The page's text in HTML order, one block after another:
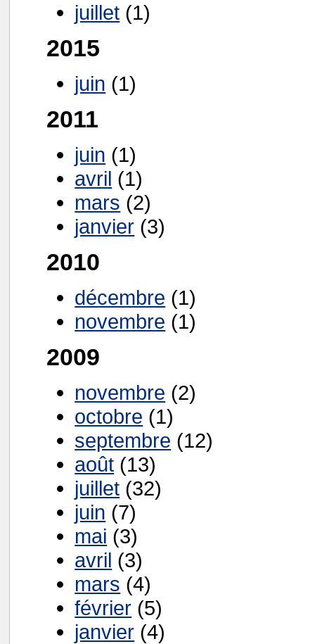
juillet (1)
2015
juin (1)
2011
juin (1)
avril (1)
mars (2)
janvier (3)
2010
décembre (1)
novembre (1)
2009
novembre (2)
octobre (1)
septembre (12)
août (13)
juillet (32)
juin (7)
mai (3)
avril (3)
mars (4)
février (5)
janvier (4)